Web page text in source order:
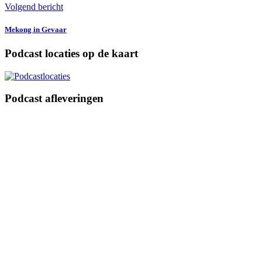
Volgend bericht
Mekong in Gevaar
Podcast locaties op de kaart
Podcast afleveringen